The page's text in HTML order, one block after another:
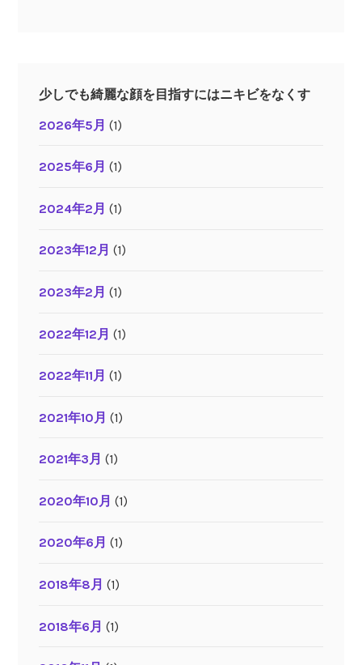
少しでも綺麗な顔を目指すにはニキビをなくす
2026年5月 (1)
2025年6月 (1)
2024年2月 (1)
2023年12月 (1)
2023年2月 (1)
2022年12月 (1)
2022年11月 (1)
2021年10月 (1)
2021年3月 (1)
2020年10月 (1)
2020年6月 (1)
2018年8月 (1)
2018年6月 (1)